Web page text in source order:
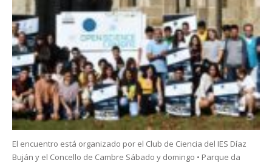
El encuentro está organizado por el Club de Ciencia del IES Díaz
Buján y el Concello de Cambre Sábado y domingo • Parque da